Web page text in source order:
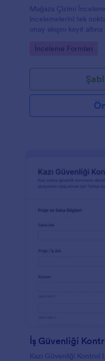
Mağaza Çizimi
incelemelerini tek
onay akışını kayıt
Go to Category:
İnceleme Formları
İş Güvenliği
Kazı Güvenliği Kontrol